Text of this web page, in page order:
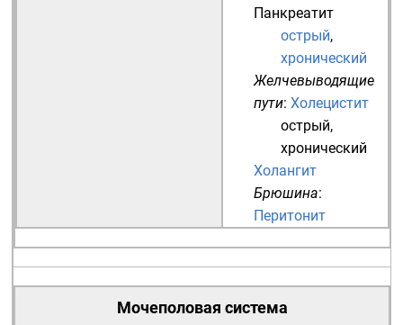
Панкреатит
острый,
хронический
Желчевыводящие
пути: Холецистит
острый,
хронический
Холангит
Брюшина:
Перитонит
Мочеполовая система